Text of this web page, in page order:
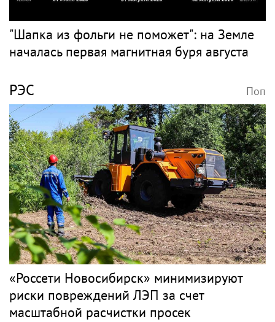
"Шапка из фольги не поможет": на Земле
началась первая магнитная буря августа
РЭС Поп
«Россети Новосибирск» минимизируют
риски повреждений ЛЭП за счет
масштабной расчистки просек